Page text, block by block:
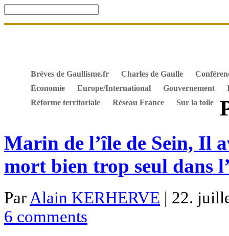
Brèves de Gaullisme.fr
Charles de Gaulle
Économie
Europe/International Gouvernement
Réforme territoriale
Réseau France Sur la toile
Marin de l’île de Sein, Il
mort bien trop seul dans
Par Alain KERHERVE | 22.
6 comments